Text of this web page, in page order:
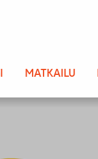
MATKAILU